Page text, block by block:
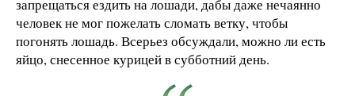
запрещаться ездить на лошади, дабы даже нечаянно
человек не мог пожелать сломать ветку, чтобы
погонять лошадь. Всерьез обсуждали, можно ли есть
яйцо, снесенное курицей в субботний день.